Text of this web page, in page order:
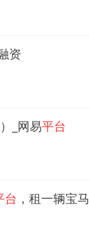
资
_网易平台
台 ，租一辆宝马